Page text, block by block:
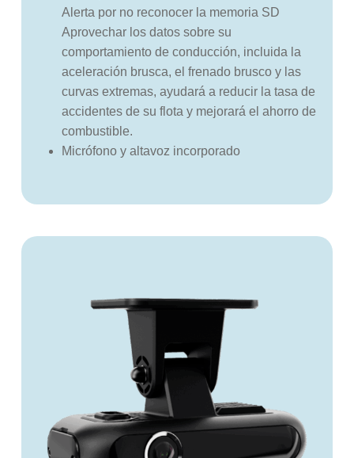
Alerta por no reconocer la memoria SD
Aprovechar los datos sobre su
comportamiento de conducción, incluida la
aceleración brusca, el frenado brusco y las
curvas extremas, ayudará a reducir la tasa de
accidentes de su flota y mejorará el ahorro de
combustible.
Micrófono y altavoz incorporado